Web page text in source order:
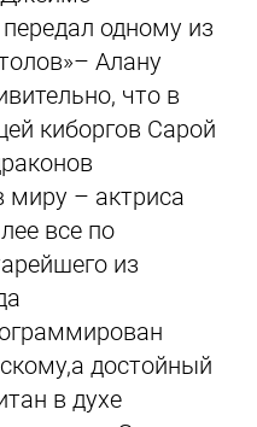
одному из
Алану
что в
киборгов Сарой
миру – актриса
все по
из
достойный
в духе